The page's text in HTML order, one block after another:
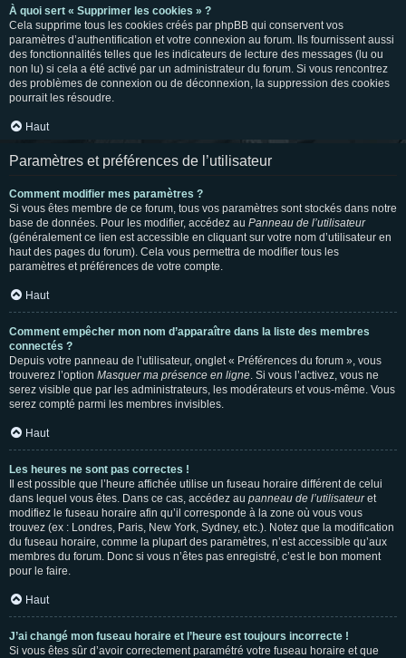
À quoi sert « Supprimer les cookies » ?
Cela supprime tous les cookies créés par phpBB qui conservent vos
paramètres d’authentification et votre connexion au forum. Ils fournissent aussi
des fonctionnalités telles que les indicateurs de lecture des messages (lu ou
non lu) si cela a été activé par un administrateur du forum. Si vous rencontrez
des problèmes de connexion ou de déconnexion, la suppression des cookies
pourrait les résoudre.
Haut
Paramètres et préférences de l’utilisateur
Comment modifier mes paramètres ?
Si vous êtes membre de ce forum, tous vos paramètres sont stockés dans notre
base de données. Pour les modifier, accédez au Panneau de l’utilisateur
(généralement ce lien est accessible en cliquant sur votre nom d’utilisateur en
haut des pages du forum). Cela vous permettra de modifier tous les
paramètres et préférences de votre compte.
Haut
Comment empêcher mon nom d’apparaître dans la liste des membres
connectés ?
Depuis votre panneau de l’utilisateur, onglet « Préférences du forum », vous
trouverez l’option Masquer ma présence en ligne. Si vous l’activez, vous ne
serez visible que par les administrateurs, les modérateurs et vous-même. Vous
serez compté parmi les membres invisibles.
Haut
Les heures ne sont pas correctes !
Il est possible que l’heure affichée utilise un fuseau horaire différent de celui
dans lequel vous êtes. Dans ce cas, accédez au panneau de l’utilisateuret
modifiez le fuseau horaire afin qu’il corresponde à la zone où vous vous
trouvez (ex : Londres, Paris, New York, Sydney, etc.). Notez que la modification
du fuseau horaire, comme la plupart des paramètres, n’est accessible qu’aux
membres du forum. Donc si vous n’êtes pas enregistré, c’est le bon moment
pour le faire.
Haut
J’ai changé mon fuseau horaire et l’heure est toujours incorrecte !
Si vous êtes sûr d’avoir correctement paramétré votre fuseau horaire et que